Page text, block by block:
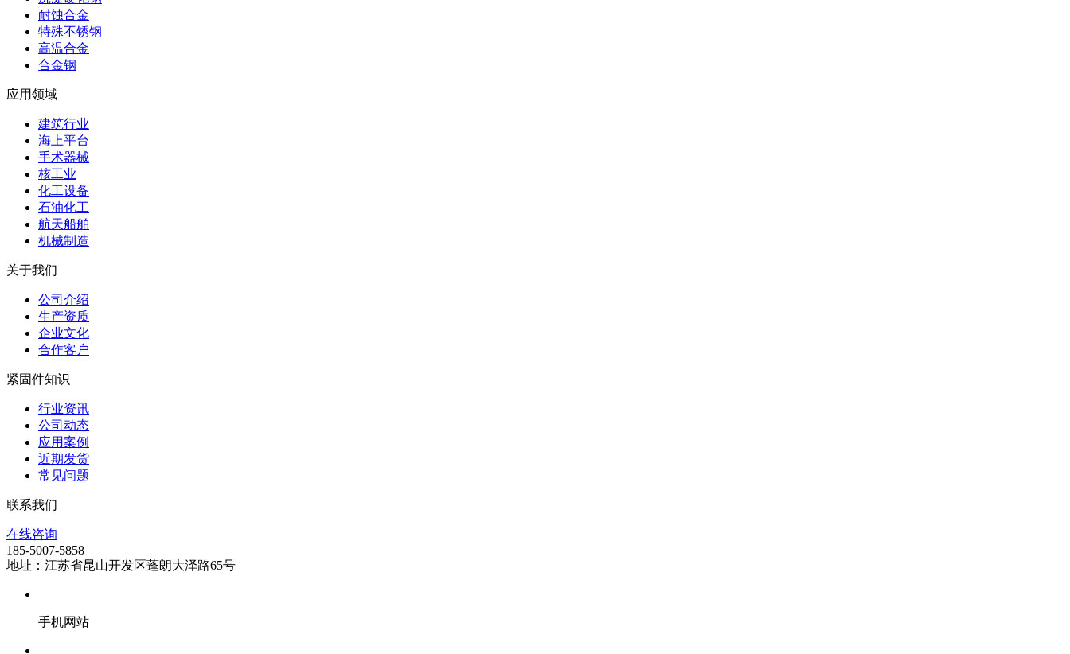
耐蚀合金
特殊不锈钢
高温合金
合金钢
应用领域
建筑行业
海上平台
手术器械
核工业
化工设备
石油化工
航天船舶
机械制造
关于我们
公司介绍
生产资质
企业文化
合作客户
紧固件知识
行业资讯
公司动态
应用案例
近期发货
常见问题
联系我们
在线咨询
185-5007-5858
地址：江苏省昆山开发区蓬朗大泽路65号
手机网站